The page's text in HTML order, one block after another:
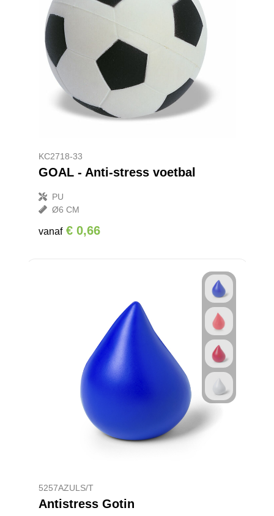
KC2718-33
GOAL - Anti-stress voetbal
PU
Ø6 CM
vanaf € 0,66
5257AZULS/T
Antistress Gotin